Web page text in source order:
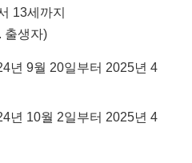
13세까지
출생자)
년 9월 20일부터 2025년 4
년 10월 2일부터 2025년 4